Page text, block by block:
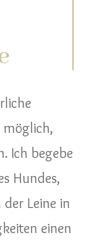
Ich begebe
Hundes,
Leine in
einen